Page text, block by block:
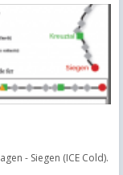
- Siegen (ICE Cold).